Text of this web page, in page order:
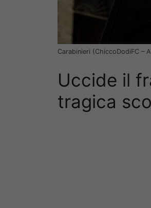
Carabinieri (ChiccoDodiFC –
Uccide il
tragica